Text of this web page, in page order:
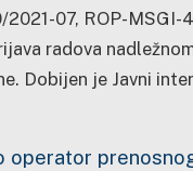
07, ROP-
radova
Dobijen je Javni
operator